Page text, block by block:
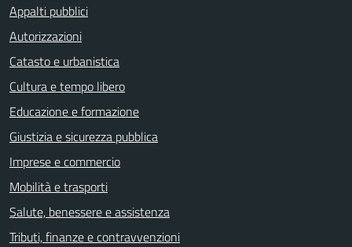
Appalti pubblici
Autorizzazioni
Catasto e urbanistica
Cultura e tempo libero
Educazione e formazione
Giustizia e sicurezza pubblica
Imprese e commercio
Mobilità e trasporti
Salute, benessere e assistenza
Tributi, finanze e contravvenzioni